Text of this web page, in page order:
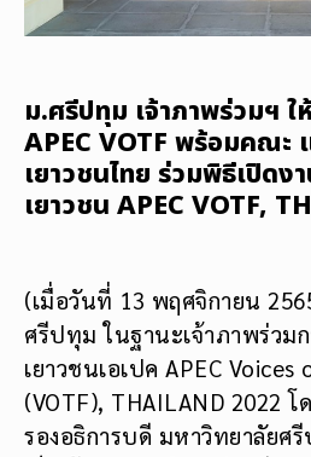
ม.ศรีปทุม เจ้าภาพร่วมฯ
APEC VOTF พร้อมคณะ
เยาวชนไทย ร่วมพิธีเปิดง
เยาวชน APEC VOTF,
(เมื่อวันที่ 13 พฤศจิกายน
ศรีปทุม ในฐานะเจ้าภาพร่วม
เยาวชนเอเปค APEC
(VOTF), THAILAND 2022
รองอธิการบดี มหาวิทยาลัยศ